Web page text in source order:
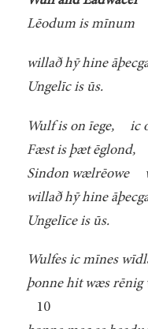
Lēodum is mīnum
willað hȳ hine
Ungelīc is ūs.
Wulf is on īege, ic
Fæst is þæt ēglond,
Sindon wælrēowe
willað hȳ hine
Ungelīce is ūs.
Wulfes ic mīnes
þonne hit wæs
10